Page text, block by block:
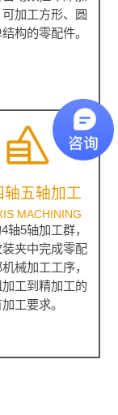
加工方形、圆
构的零配件。
轴五轴加工
MACHINING
轴5轴加工群，
夹中完成零配
械加工工序，
工到精加工的
工要求。